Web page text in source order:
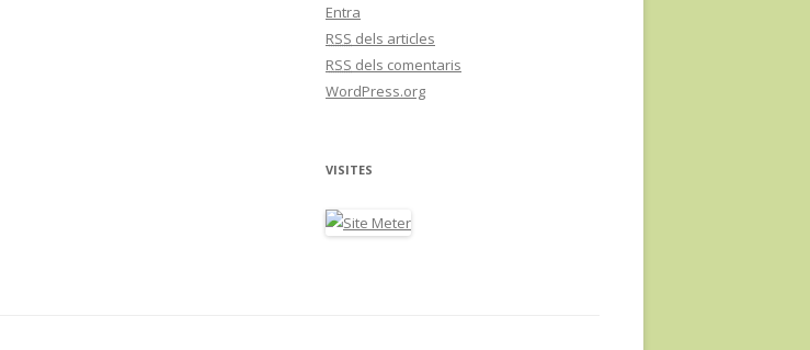
Entra
RSS dels articles
RSS dels comentaris
WordPress.org
VISITES